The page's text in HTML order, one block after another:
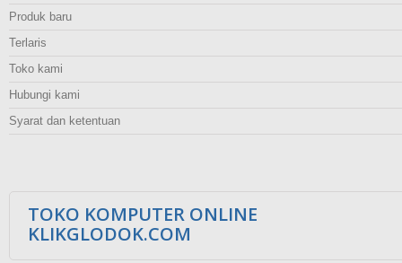
Produk baru
Terlaris
Toko kami
Hubungi kami
Syarat dan ketentuan
TOKO KOMPUTER ONLINE
KLIKGLODOK.COM